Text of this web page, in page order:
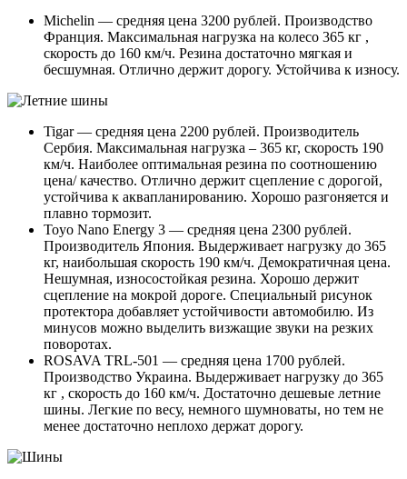
Michelin — средняя цена 3200 рублей. Производство
Франция. Максимальная нагрузка на колесо 365 кг ,
скорость до 160 км/ч. Резина достаточно мягкая и
бесшумная. Отлично держит дорогу. Устойчива к износу.
Tigar — средняя цена 2200 рублей. Производитель
Сербия. Максимальная нагрузка – 365 кг, скорость 190
км/ч. Наиболее оптимальная резина по соотношению
цена/ качество. Отлично держит сцепление с дорогой,
устойчива к аквапланированию. Хорошо разгоняется и
плавно тормозит.
Toyo Nano Energy 3 — средняя цена 2300 рублей.
Производитель Япония. Выдерживает нагрузку до 365
кг, наибольшая скорость 190 км/ч. Демократичная цена.
Нешумная, износостойкая резина. Хорошо держит
сцепление на мокрой дороге. Специальный рисунок
протектора добавляет устойчивости автомобилю. Из
минусов можно выделить визжащие звуки на резких
поворотах.
ROSAVA TRL-501 — средняя цена 1700 рублей.
Производство Украина. Выдерживает нагрузку до 365
кг , скорость до 160 км/ч. Достаточно дешевые летние
шины. Легкие по весу, немного шумноваты, но тем не
менее достаточно неплохо держат дорогу.